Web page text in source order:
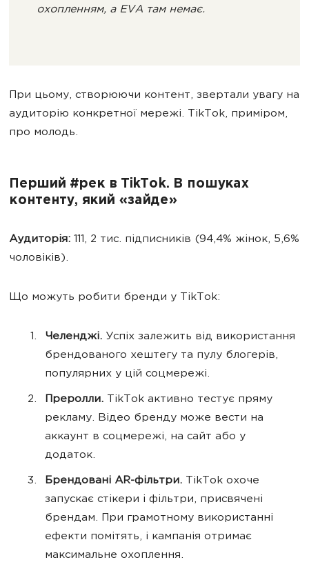
охопленням, а EVA там немає.
При цьому, створюючи контент, звертали увагу на
аудиторію конкретної мережі. TikTok, приміром,
про молодь.
Перший #рек в TikTok. В пошуках
контенту, який «зайде»
Аудиторія: 111, 2 тис. підписників (94,4% жінок, 5,6%
чоловіків).
Що можуть робити бренди у TikTok:
Челенджі. Успіх залежить від використання
брендованого хештегу та пулу блогерів,
популярних у цій соцмережі.
Преролли. TikTok активно тестує пряму
рекламу. Відео бренду може вести на
аккаунт в соцмережі, на сайт або у
додаток.
Брендовані AR-фільтри. TikTok охоче
запускає стікери і фільтри, присвячені
брендам. При грамотному використанні
ефекти помітять, і кампанія отримає
максимальне охоплення.